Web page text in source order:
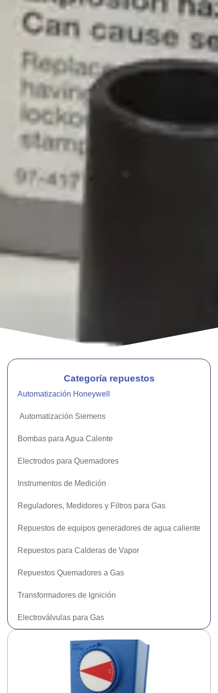
Categoría repuestos
Automatización Honeywell
Automatización Siemens
Bombas para Agua Calente
Electrodos para Quemadores
Instrumentos de Medición
Reguladores, Medidores y Filtros para Gas
Repuestos de equipos generadores de agua caliente
Repuestos para Calderas de Vapor
Repuestos Quemadores a Gas
Transformadores de Ignición
Electroválvulas para Gas